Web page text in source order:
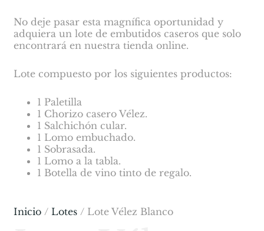
No deje pasar esta magnífica oportunidad y
adquiera un lote de embutidos caseros que solo
encontrará en nuestra tienda online.
Lote compuesto por los siguientes productos:
1 Paletilla
1 Chorizo casero Vélez.
1 Salchichón cular.
1 Lomo embuchado.
1 Sobrasada.
1 Lomo a la tabla.
1 Botella de vino tinto de regalo.
Inicio / Lotes / Lote Vélez Blanco